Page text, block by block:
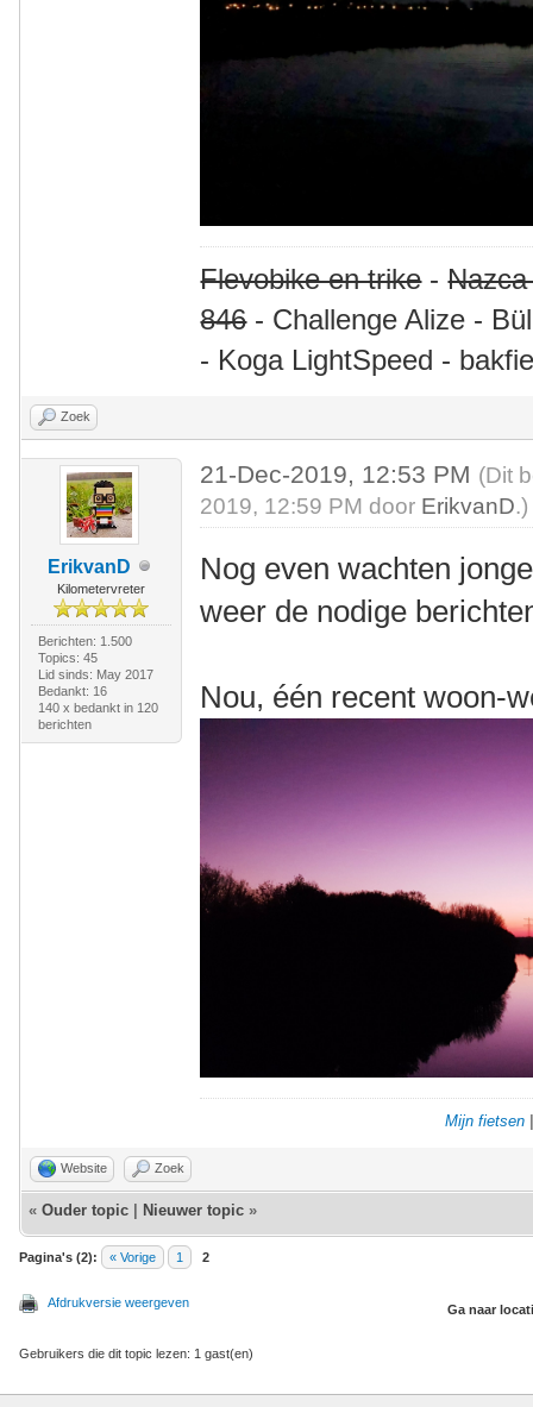
Flevobike en trike-
846- Challenge Alize -
- Koga LightSpeed -
Zoek
ErikvanD
Kilometervreter
Berichten: 1.500
Topics: 45
Lid sinds: May 2017
Bedankt: 16
140 x bedankt in 120
berichten
21-Dec-2019, 12:53 PM (Dit
2019, 12:59 PM door ErikvanD.)
Nog even wachten
weer de nodige
Nou, één recent woon-
Mijn fietsen
Website Zoek
« Ouder topic Nieuwer topic »
Pagina's (2): « Vorige 1 2
Afdrukversie weergeven Ga naar
Gebruikers die dit topic lezen: 1 gast(en)